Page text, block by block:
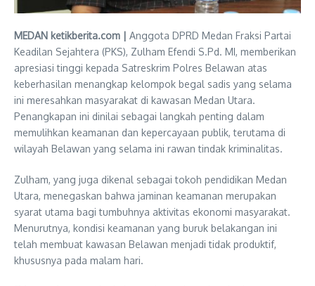
MEDAN ketikberita.com | Anggota DPRD Medan Fraksi Partai
Keadilan Sejahtera (PKS), Zulham Efendi S.Pd. MI, memberikan
apresiasi tinggi kepada Satreskrim Polres Belawan atas
keberhasilan menangkap kelompok begal sadis yang selama
ini meresahkan masyarakat di kawasan Medan Utara.
Penangkapan ini dinilai sebagai langkah penting dalam
memulihkan keamanan dan kepercayaan publik, terutama di
wilayah Belawan yang selama ini rawan tindak kriminalitas.
Zulham, yang juga dikenal sebagai tokoh pendidikan Medan
Utara, menegaskan bahwa jaminan keamanan merupakan
syarat utama bagi tumbuhnya aktivitas ekonomi masyarakat.
Menurutnya, kondisi keamanan yang buruk belakangan ini
telah membuat kawasan Belawan menjadi tidak produktif,
khususnya pada malam hari.